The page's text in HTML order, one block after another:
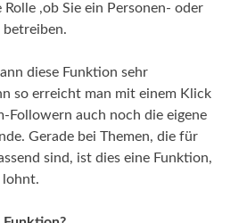
Rolle ,ob Sie ein Personen- oder
diese Funktion sehr
so erreicht man mit einem Klick
Followern auch noch die eigene
Gerade bei Themen, die für
sind, ist dies eine Funktion,
lohnt.